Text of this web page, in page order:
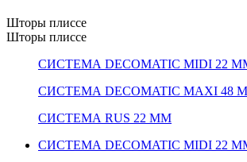
Шторы плиссе
Шторы плиссе
СИСТЕМА DECOMATIC MIDI 22
СИСТЕМА DECOMATIC MAXI 48
СИСТЕМА RUS 22 ММ
СИСТЕМА DECOMATIC MIDI 22